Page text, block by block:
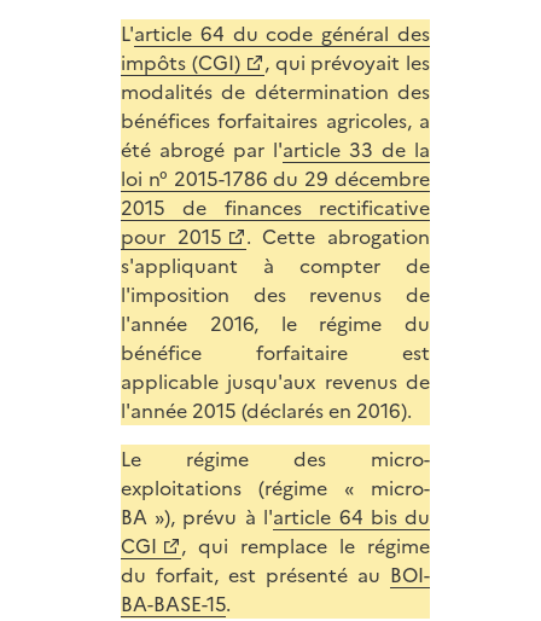
L'article 64 du code général des
impôts (CGI)
, qui prévoyait les
modalités de détermination des
bénéfices forfaitaires agricoles, a
été abrogé par l'article 33 de la
loi n° 2015-1786 du 29 décembre
2015 de finances rectificative
pour 2015
. Cette abrogation
s'appliquant à compter de
l'imposition des revenus de
l'année 2016, le régime du
bénéfice forfaitaire est
applicable jusqu'aux revenus de
l'année 2015 (déclarés en 2016).
Le régime des micro-
exploitations (régime « micro-
BA »), prévu à l'article 64 bis du
CGI
, qui remplace le régime
du forfait, est présenté au BOI-
BA-BASE-15.